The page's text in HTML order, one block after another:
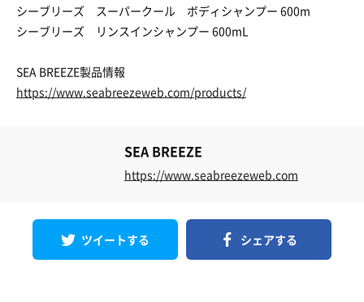
シーブリーズ スーパークール ボディシャンプー 600m
シーブリーズ リンスインシャンプー 600mL
SEA BREEZE製品情報
https://www.seabreezeweb.com/products/
SEA BREEZE
https://www.seabreezeweb.com
ツイートする シェアする